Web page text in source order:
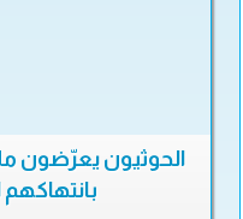
الحوثيون يعرّضون